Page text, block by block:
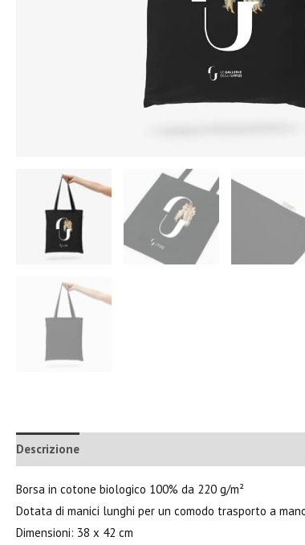
Descrizione
Borsa in cotone biologico 100% da 220 g/m²
Dotata di manici lunghi per un comodo trasporto a
Dimensioni: 38 x 42 cm